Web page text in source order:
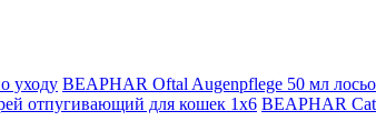
уходу BEAPHAR Oftal Augenpflege 50 мл
отпугивающий для кошек 1х6 BEAPHAR Cat